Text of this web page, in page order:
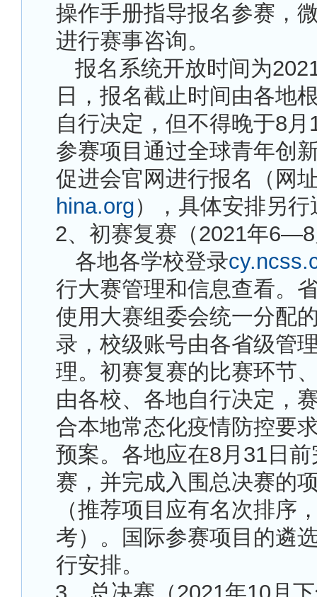
操作手册指导报名参赛，
进行赛事咨询。
报名系统开放时间为
日，报名截止时间由各地
自行决定，但不得晚于8月
参赛项目通过全球青年创
促进会官网进行报名（网
hina.org），具体安排另行
2、初赛复赛（2021年
各地各学校登录
行大赛管理和信息查看。
使用大赛组委会统一分配
录，校级账号由各省级管
理。初赛复赛的比赛环节
由各校、各地自行决定，
合本地常态化疫情防控要
预案。各地应在8月31日
赛，并完成入围总决赛的
（推荐项目应有名次排序
考）。国际参赛项目的遴
行安排。